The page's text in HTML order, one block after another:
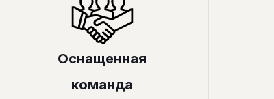
Оснащенная
команда